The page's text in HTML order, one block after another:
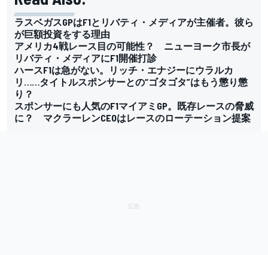
ラスベガスGPはF1とリバティ・メディアが主催者。彼ら
が巨額投資をする理由
アメリカ4戦レース目の可能性？ ニューヨーク市長が
リバティ・メディアにF1開催打診
ハースF1は急がない。リッチ・エナジーにウラルカ
リ……タイトルスポンサーとの“ゴタゴタ”はもう懲り懲
り？
スポンサーにも人気のF1マイアミGP。既存レースの脅威
に？ マクラーレンCEOはレースのローテーション提案